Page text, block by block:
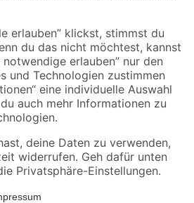
MwSt.. Die dargestellten Angebote sind unter
Die angegebenen Verfügbarkeiten beziehen